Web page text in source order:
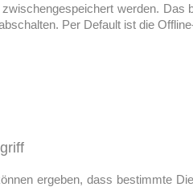
werden.
Per Default ist die
ergeben, dass bestimmte